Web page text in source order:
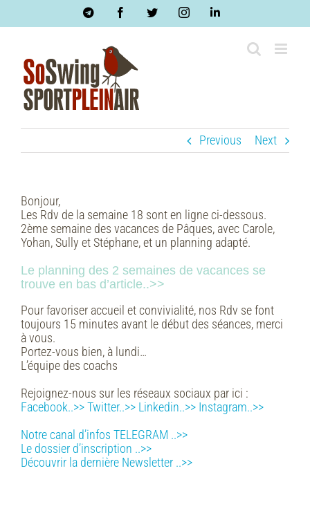
TelegramFacebookTwitterInstagramLinkedIn
Previous Next
Bonjour,
Les Rdv de la semaine 18 sont en ligne ci-dessous.
2ème semaine des vacances de Pâques, avec Carole,
Yohan, Sully et Stéphane, et un planning adapté.
Le planning des 2 semaines de vacances se
trouve en bas d’article..>>
Pour favoriser accueil et convivialité, nos Rdv se font
toujours 15 minutes avant le début des séances, merci
à vous.
Portez-vous bien, à lundi…
L’équipe des coachs
Rejoignez-nous sur les réseaux sociaux par ici :
Facebook..>>Twitter..>> Linkedin..>> Instagram..>>
Notre canal d’infos TELEGRAM ..>>
Le dossier d’inscription ..>>
Découvrir la dernière Newsletter ..>>